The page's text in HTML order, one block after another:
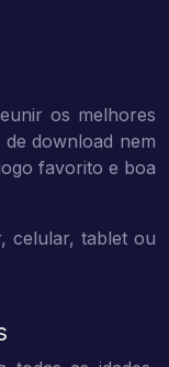
os melhores
download nem
favorito e boa
celular, tablet ou